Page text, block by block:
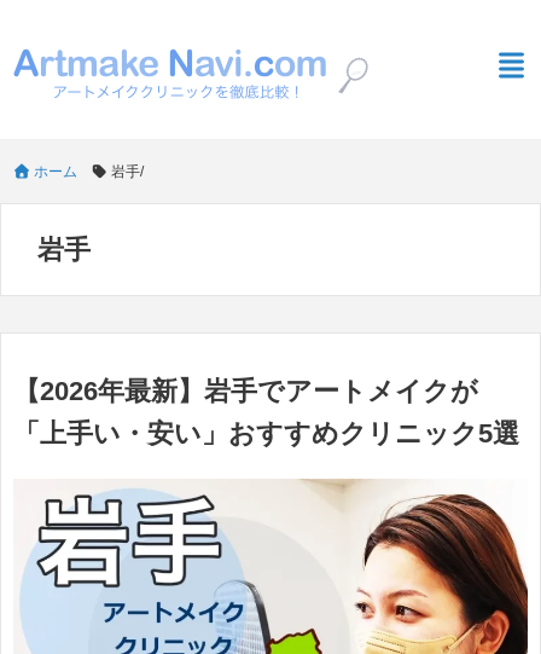
ホーム /
岩手
岩手
【2026年最新】岩手でアートメイクが
「上手い・安い」おすすめクリニック5選